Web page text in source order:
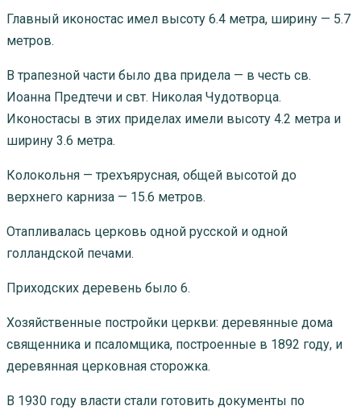
Главный иконостас имел высоту 6.4 метра, ширину — 5.7
метров.
В трапезной части было два придела — в честь св.
Иоанна Предтечи и свт. Николая Чудотворца.
Иконостасы в этих приделах имели высоту 4.2 метра и
ширину 3.6 метра.
Колокольня — трехъярусная, общей высотой до
верхнего карниза — 15.6 метров.
Отапливалась церковь одной русской и одной
голландской печами.
Приходских деревень было 6.
Хозяйственные постройки церкви: деревянные дома
священника и псаломщика, построенные в 1892 году, и
деревянная церковная сторожка.
В 1930 году власти стали готовить документы по